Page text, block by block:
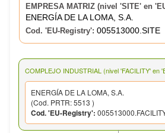
EMPRESA MATRIZ (nivel 'SITE' en
ENERGÍA DE LA LOMA, S.A.
Cod. 'EU-Registry': 005513000.SITE
COMPLEJO INDUSTRIAL (nivel 'FACILITY' en
ENERGÍA DE LA LOMA, S.A.
(Cod. PRTR: 5513 )
Cod. 'EU-Registry':